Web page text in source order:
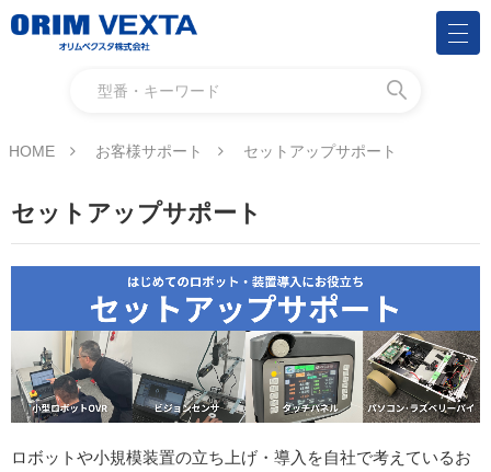
HOME お客様サポート セットアップサポート
セットアップサポート
ロボットや小規模装置の立ち上げ・導入を自社で考えているお